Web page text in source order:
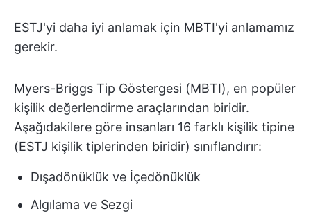
ESTJ'yi daha iyi anlamak için MBTI'yi anlamamız
gerekir.
Myers-Briggs Tip Göstergesi (MBTI), en popüler
kişilik değerlendirme araçlarından biridir.
Aşağıdakilere göre insanları 16 farklı kişilik tipine
(ESTJ kişilik tiplerinden biridir) sınıflandırır:
Dışadönüklük ve İçedönüklük
Algılama ve Sezgi